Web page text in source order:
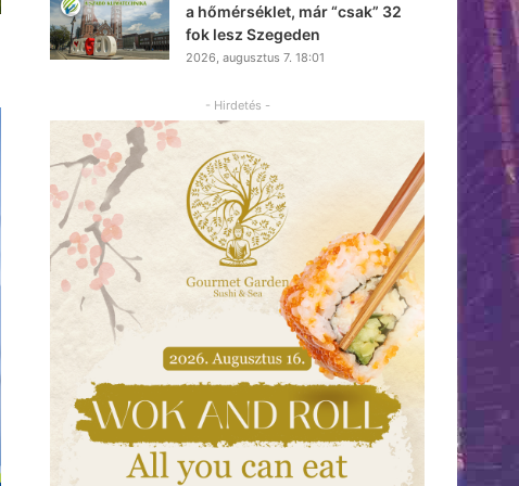
a hőmérséklet, már “csak” 32
fok lesz Szegeden
2026, augusztus 7. 18:01
- Hirdetés -